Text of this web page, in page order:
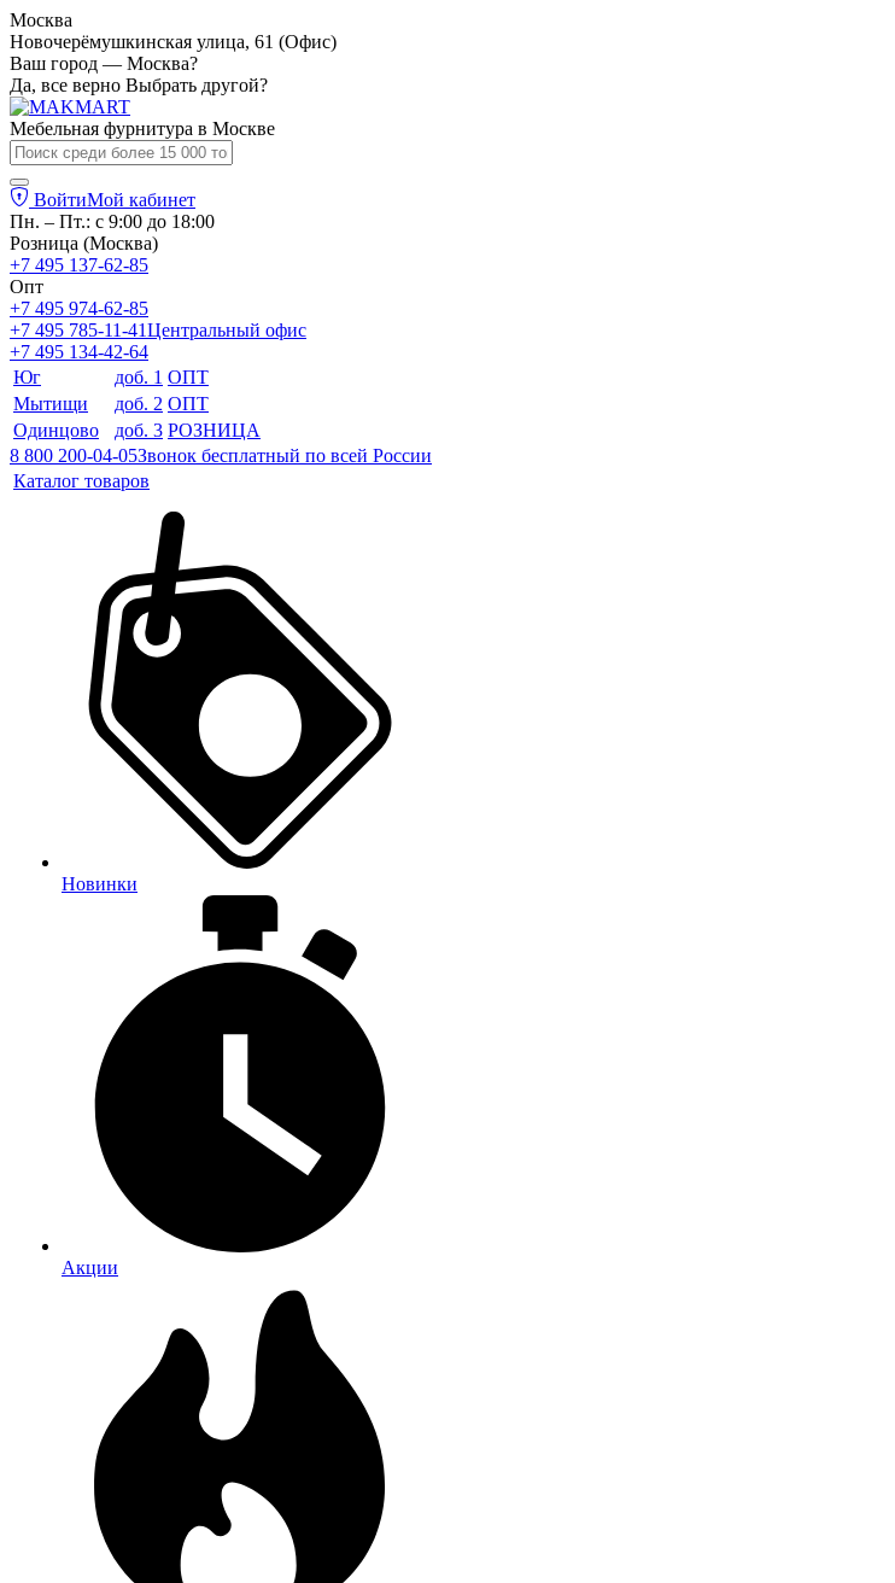
Москва
Новочерёмушкинская улица, 61 (Офис)
Ваш город — Москва?
Да, все верно Выбрать другой?
Мебельная фурнитура в Москве
ВойтиМой кабинет
Пн. – Пт.: с 9:00 до 18:00
Розница (Москва)
+7 495 137-62-85
Опт
+7 495 974-62-85
+7 495 785-11-41Центральный офис
+7 495 134-42-64
Юг
доб. 1 ОПТ
Мытищи
доб. 2 ОПТ
Одинцово
доб. 3 РОЗНИЦА
8 800 200-04-05Звонок бесплатный по всей России
Каталог товаров
Новинки
Акции